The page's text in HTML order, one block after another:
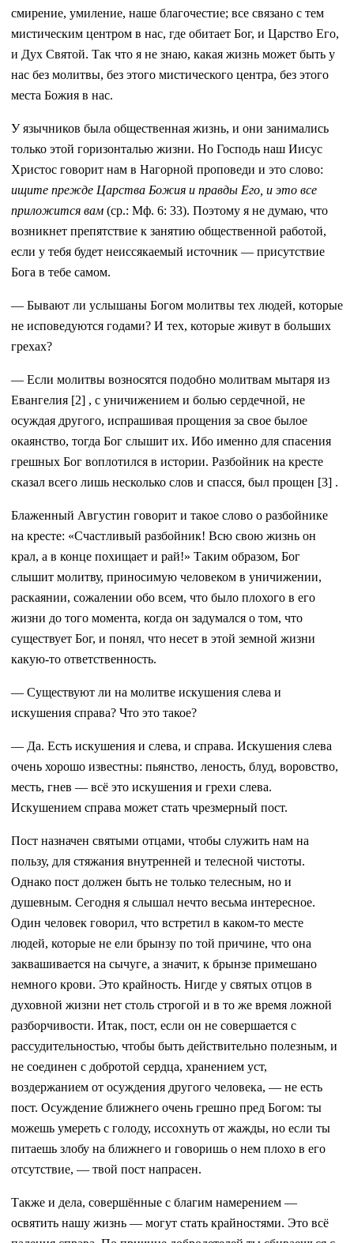
смирение, умиление, наше благочестие; все связано с тем
мистическим центром в нас, где обитает Бог, и Царство Его,
и Дух Святой. Так что я не знаю, какая жизнь может быть у
нас без молитвы, без этого мистического центра, без этого
места Божия в нас.
У язычников была общественная жизнь, и они занимались
только этой горизонталью жизни. Но Господь наш Иисус
Христос говорит нам в Нагорной проповеди и это слово:
ищите прежде Царства Божия и правды Его, и это все
приложится вам (ср.: Мф. 6: 33). Поэтому я не думаю, что
возникнет препятствие к занятию общественной работой,
если у тебя будет неиссякаемый источник — присутствие
Бога в тебе самом.
— Бывают ли услышаны Богом молитвы тех людей, которые
не исповедуются годами? И тех, которые живут в больших
грехах?
— Если молитвы возносятся подобно молитвам мытаря из
Евангелия [2] , с уничижением и болью сердечной, не
осуждая другого, испрашивая прощения за свое былое
окаянство, тогда Бог слышит их. Ибо именно для спасения
грешных Бог воплотился в истории. Разбойник на кресте
сказал всего лишь несколько слов и спасся, был прощен [3] .
Блаженный Августин говорит и такое слово о разбойнике
на кресте: «Счастливый разбойник! Всю свою жизнь он
крал, а в конце похищает и рай!» Таким образом, Бог
слышит молитву, приносимую человеком в уничижении,
раскаянии, сожалении обо всем, что было плохого в его
жизни до того момента, когда он задумался о том, что
существует Бог, и понял, что несет в этой земной жизни
какую-то ответственность.
— Существуют ли на молитве искушения слева и
искушения справа? Что это такое?
— Да. Есть искушения и слева, и справа. Искушения слева
очень хорошо известны: пьянство, леность, блуд, воровство,
месть, гнев — всё это искушения и грехи слева.
Искушением справа может стать чрезмерный пост.
Пост назначен святыми отцами, чтобы служить нам на
пользу, для стяжания внутренней и телесной чистоты.
Однако пост должен быть не только телесным, но и
душевным. Сегодня я слышал нечто весьма интересное.
Один человек говорил, что встретил в каком-то месте
людей, которые не ели брынзу по той причине, что она
заквашивается на сычуге, а значит, к брынзе примешано
немного крови. Это крайность. Нигде у святых отцов в
духовной жизни нет столь строгой и в то же время ложной
разборчивости. Итак, пост, если он не совершается с
рассудительностью, чтобы быть действительно полезным, и
не соединен с добротой сердца, хранением уст,
воздержанием от осуждения другого человека, — не есть
пост. Осуждение ближнего очень грешно пред Богом: ты
можешь умереть с голоду, иссохнуть от жажды, но если ты
питаешь злобу на ближнего и говоришь о нем плохо в его
отсутствие, — твой пост напрасен.
Также и дела, совершённые с благим намерением —
освятить нашу жизнь — могут стать крайностями. Это всё